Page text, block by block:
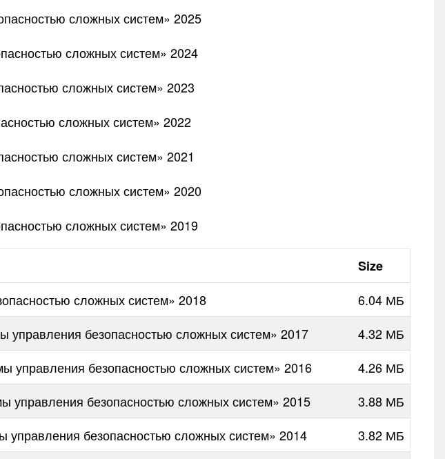
сложных систем» 2025
сложных систем» 2024
сложных систем» 2023
сложных систем» 2022
сложных систем» 2021
сложных систем» 2020
сложных систем» 2019
Size
сложных систем» 2018
6.04 МБ
безопасностью сложных систем» 2017
4.32 МБ
управления безопасностью сложных систем» 2016
4.26 МБ
безопасностью сложных систем» 2015
3.88 МБ
безопасностью сложных систем» 2014
3.82 МБ